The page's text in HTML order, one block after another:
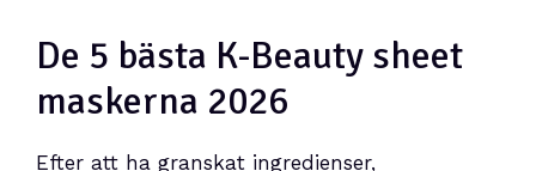
De 5 bästa K-Beauty sheet
maskerna 2026
Efter att ha granskat ingredienser,